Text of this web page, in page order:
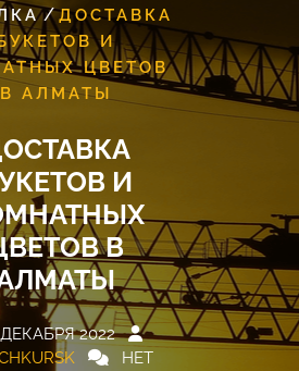
/ДОСТАВКА
И
ЦВЕТОВ
В АЛМАТЫ
И
В
ДЕКАБРЯ 2022
НЕТ